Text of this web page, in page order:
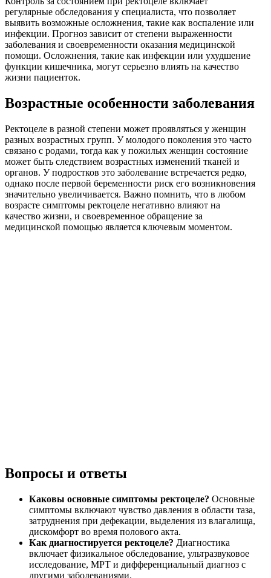
регулярные обследования у специалиста, что позволяет
выявить возможные осложнения, такие как воспаление или
инфекции. Прогноз зависит от степени выраженности
заболевания и своевременности оказания медицинской
помощи. Осложнения, такие как инфекции или ухудшение
функции кишечника, могут серьезно влиять на качество
жизни пациенток.
Возрастные особенности заболевания
Ректоцеле в разной степени может проявляться у женщин
разных возрастных групп. У молодого поколения это часто
связано с родами, тогда как у пожилых женщин состояние
может быть следствием возрастных изменений тканей и
органов. У подростков это заболевание встречается редко,
однако после первой беременности риск его возникновения
значительно увеличивается. Важно помнить, что в любом
возрасте симптомы ректоцеле негативно влияют на
качество жизни, и своевременное обращение за
медицинской помощью является ключевым моментом.
Вопросы и ответы
Каковы основные симптомы ректоцеле? Основные
симптомы включают чувство давления в области таза,
затруднения при дефекации, выделения из влагалища,
дискомфорт во время полового акта.
Как диагностируется ректоцеле? Диагностика
включает физикальное обследование, ультразвуковое
исследование, МРТ и дифференциальный диагноз с
другими заболеваниями.